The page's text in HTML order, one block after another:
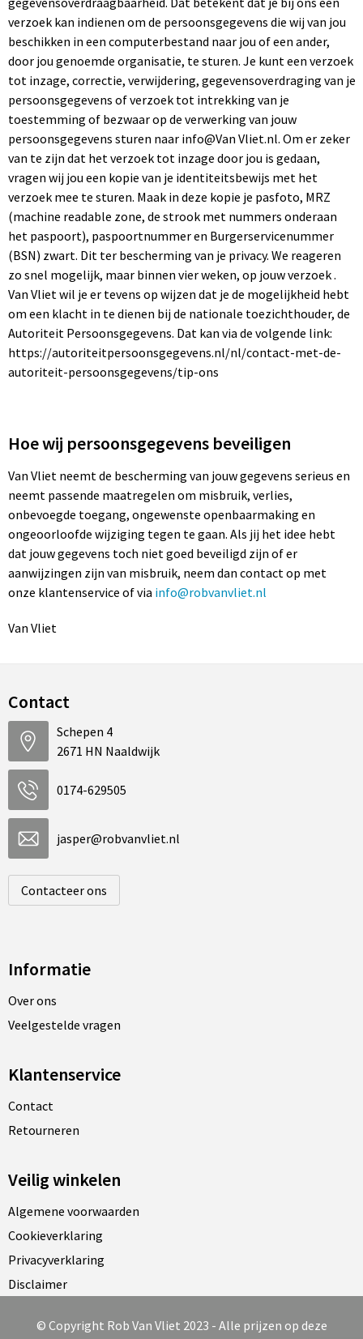
verzoek kan indienen om de persoonsgegevens die wij van jou
beschikken in een computerbestand naar jou of een ander,
door jou genoemde organisatie, te sturen. Je kunt een verzoek
tot inzage, correctie, verwijdering, gegevensoverdraging van je
persoonsgegevens of verzoek tot intrekking van je
toestemming of bezwaar op de verwerking van jouw
persoonsgegevens sturen naar info@Van Vliet.nl. Om er zeker
van te zijn dat het verzoek tot inzage door jou is gedaan,
vragen wij jou een kopie van je identiteitsbewijs met het
verzoek mee te sturen. Maak in deze kopie je pasfoto, MRZ
(machine readable zone, de strook met nummers onderaan
het paspoort), paspoortnummer en Burgerservicenummer
(BSN) zwart. Dit ter bescherming van je privacy. We reageren
zo snel mogelijk, maar binnen vier weken, op jouw verzoek .
Van Vliet wil je er tevens op wijzen dat je de mogelijkheid hebt
om een klacht in te dienen bij de nationale toezichthouder, de
Autoriteit Persoonsgegevens. Dat kan via de volgende link:
https://autoriteitpersoonsgegevens.nl/nl/contact-met-de-
autoriteit-persoonsgegevens/tip-ons
Hoe wij persoonsgegevens beveiligen
Van Vliet neemt de bescherming van jouw gegevens serieus en
neemt passende maatregelen om misbruik, verlies,
onbevoegde toegang, ongewenste openbaarmaking en
ongeoorloofde wijziging tegen te gaan. Als jij het idee hebt
dat jouw gegevens toch niet goed beveiligd zijn of er
aanwijzingen zijn van misbruik, neem dan contact op met
onze klantenservice of via info@robvanvliet.nl
Van Vliet
Contact
Schepen 4
2671 HN Naaldwijk
0174-629505
jasper@robvanvliet.nl
Contacteer ons
Informatie
Over ons
Veelgestelde vragen
Klantenservice
Contact
Retourneren
Veilig winkelen
Algemene voorwaarden
Cookieverklaring
Privacyverklaring
Disclaimer
© Copyright Rob Van Vliet 2023 - Alle prijzen op deze